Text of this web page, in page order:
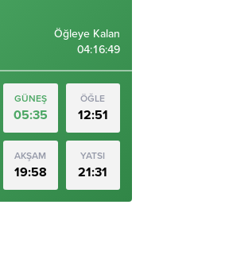
Öğleye Kalan
04:16:49
GÜNEŞ
05:35
ÖĞLE
12:51
AKŞAM
19:58
YATSI
21:31